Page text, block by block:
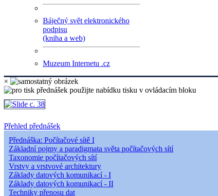
Báječný svět elektronického
podpisu
(kniha a web)
Muzeum Internetu .cz
×
Přehled přednášek
Přednáška: Počítačové sítě I
Základní pojmy a paradigmata světa počítačových sítí
Taxonomie počítačových sítí
Vrstvy a vrstvové architektury
Základy datových komunikací - I
Základy datových komunikací - II
Techniky přenosu dat